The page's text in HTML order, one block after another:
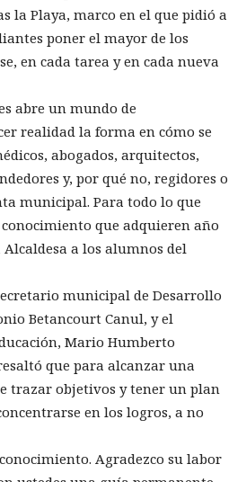
la Playa, marco en el que pidió a
poner el mayor de los
en cada tarea y en cada nueva
abre un mundo de
realidad la forma en cómo se
abogados, arquitectos,
y, por qué no, regidores o
municipal. Para todo lo que
que adquieren año
a los alumnos del
municipal de Desarrollo
Betancourt Canul, y el
Mario Humberto
que para alcanzar una
trazar objetivos y tener un plan
en los logros, a no
Agradezco su labor